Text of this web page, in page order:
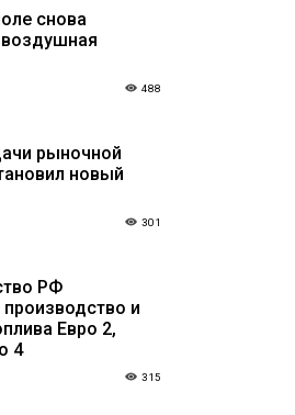
снова
488
рыночной
новый
301
РФ
и
Евро 2,
4
315